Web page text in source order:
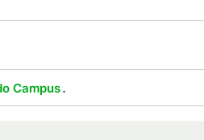
Campus.